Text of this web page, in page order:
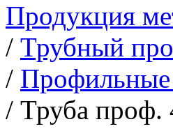
Продукция
/ Трубный
/
/ Труба